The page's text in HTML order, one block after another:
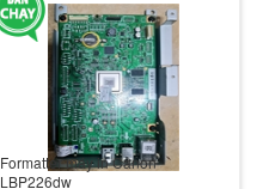
Formatter máy in Canon
LBP226dw